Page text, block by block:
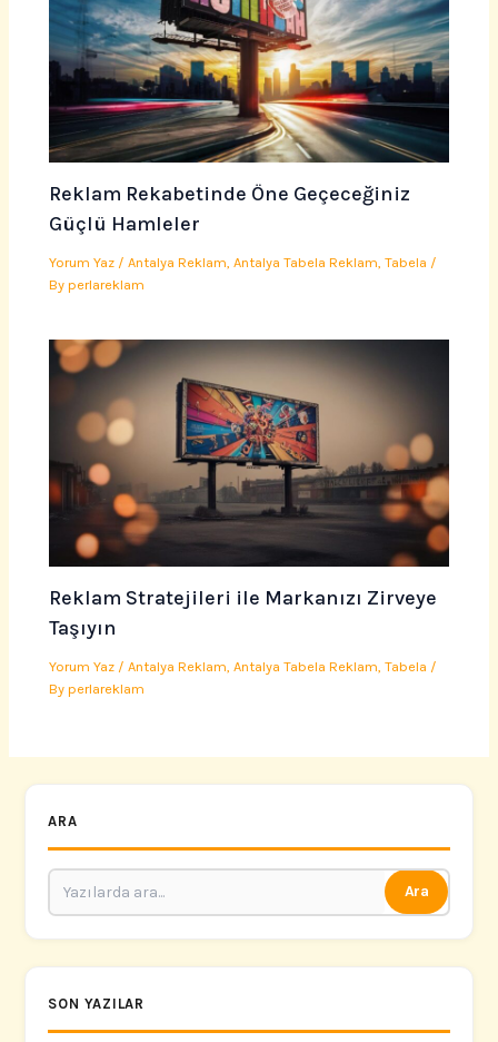
Reklam Rekabetinde Öne Geçeceğiniz
Güçlü Hamleler
Yorum Yaz /Antalya Reklam ,Antalya Tabela Reklam ,Tabela /
Byperlareklam
Reklam Stratejileri ile Markanızı Zirveye
Taşıyın
Yorum Yaz /Antalya Reklam ,Antalya Tabela Reklam ,Tabela /
Byperlareklam
ARA
Ara
SON YAZILAR